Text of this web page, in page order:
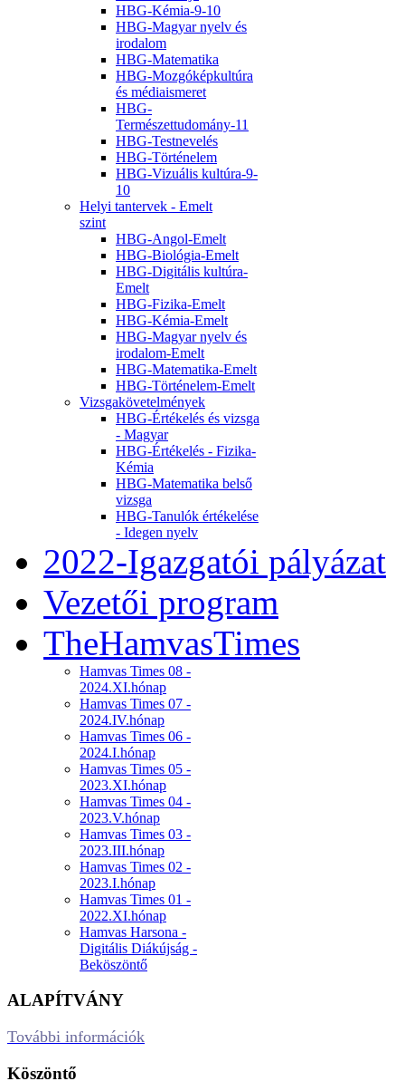
HBG-Kémia-9-10
HBG-Magyar nyelv és
irodalom
HBG-Matematika
HBG-Mozgóképkultúra
és médiaismeret
HBG-
Természettudomány-11
HBG-Testnevelés
HBG-Történelem
HBG-Vizuális kultúra-9-
10
Helyi tantervek - Emelt
szint
HBG-Angol-Emelt
HBG-Biológia-Emelt
HBG-Digitális kultúra-
Emelt
HBG-Fizika-Emelt
HBG-Kémia-Emelt
HBG-Magyar nyelv és
irodalom-Emelt
HBG-Matematika-Emelt
HBG-Történelem-Emelt
Vizsgakövetelmények
HBG-Értékelés és vizsga
- Magyar
HBG-Értékelés - Fizika-
Kémia
HBG-Matematika belső
vizsga
HBG-Tanulók értékelése
- Idegen nyelv
2022-Igazgatói pályázat
Vezetői program
TheHamvasTimes
Hamvas Times 08 -
2024.XI.hónap
Hamvas Times 07 -
2024.IV.hónap
Hamvas Times 06 -
2024.I.hónap
Hamvas Times 05 -
2023.XI.hónap
Hamvas Times 04 -
2023.V.hónap
Hamvas Times 03 -
2023.III.hónap
Hamvas Times 02 -
2023.I.hónap
Hamvas Times 01 -
2022.XI.hónap
Hamvas Harsona -
Digitális Diákújság -
Beköszöntő
ALAPÍTVÁNY
További információk
Köszöntő